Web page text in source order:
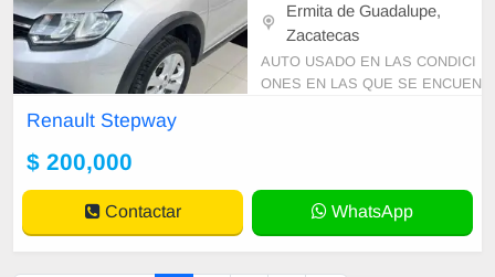
Ermita de Guadalupe,
Zacatecas
AUTO USADO EN LAS CONDICI
ONES EN LAS QUE SE ENCUEN
Renault Stepway
$ 200,000
Contactar WhatsApp